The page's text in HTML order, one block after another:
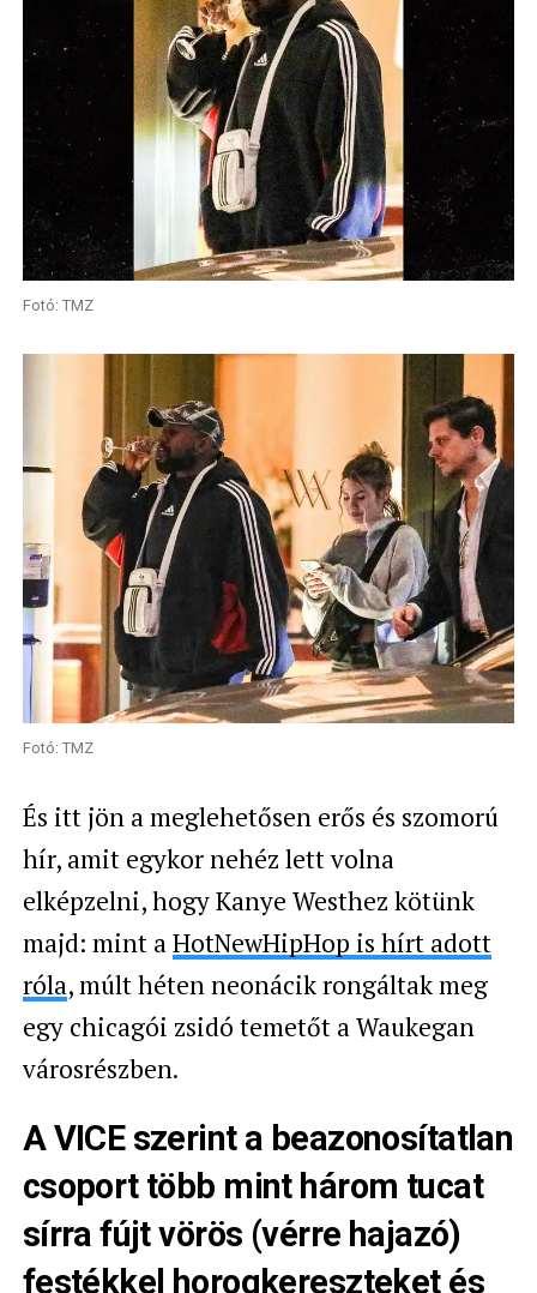
Fotó: TMZ
Fotó: TMZ
És itt jön a meglehetősen erős és szomorú
hír, amit egykor nehéz lett volna
elképzelni, hogy Kanye Westhez kötünk
majd: mint aHotNewHipHop is hírt adott
róla, múlt héten neonácik rongáltak meg
egy chicagói zsidó temetőt a Waukegan
városrészben.
AVICEszerint a beazonosítatlan
csoport több mint három tucat
sírra fújt vörös (vérre hajazó)
festékkel horogkereszteket és